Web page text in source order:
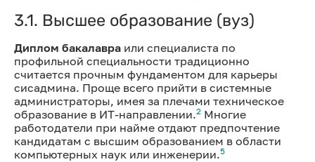
3.1. Высшее образование (вуз)
Диплом бакалавра или специалиста по
профильной специальности традиционно
считается прочным фундаментом для карьеры
сисадмина. Проще всего прийти в системные
администраторы, имея за плечами техническое
образование в ИТ-направлении.2 Многие
работодатели при найме отдают предпочтение
кандидатам с высшим образованием в области
компьютерных наук или инженерии.5